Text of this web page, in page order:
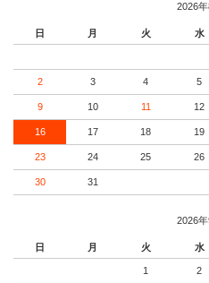
2026年
日 月 火 水
2 3 4 5
9 10 11 12
16 17 18 19
23 24 25 26
30 31
2026年
日 月 火 水
1 2